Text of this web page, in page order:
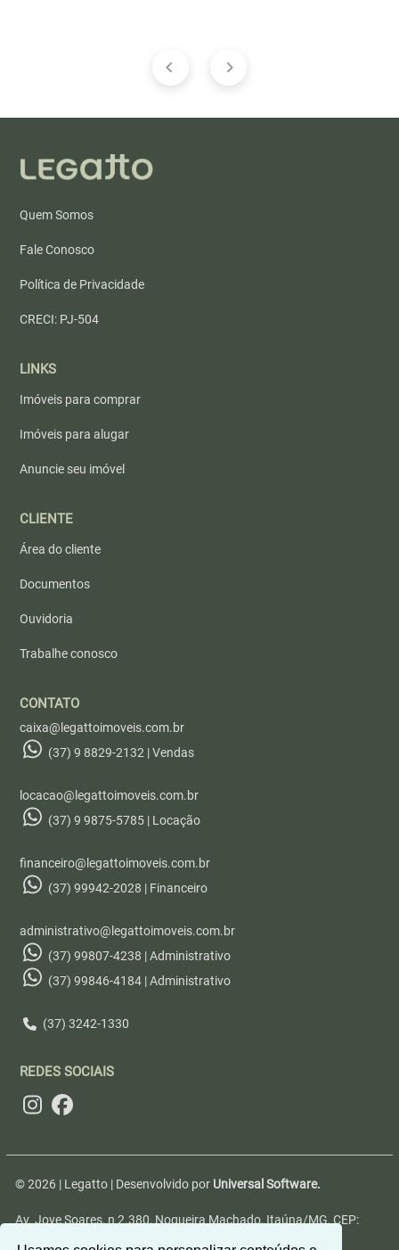
Quem Somos
Fale Conosco
Política de Privacidade
CRECI: PJ-504
LINKS
Imóveis para comprar
Imóveis para alugar
Anuncie seu imóvel
CLIENTE
Área do cliente
Documentos
Ouvidoria
Trabalhe conosco
CONTATO
caixa@legattoimoveis.com.br
(37) 9 8829-2132 | Vendas
locacao@legattoimoveis.com.br
(37) 9 9875-5785 | Locação
financeiro@legattoimoveis.com.br
(37) 99942-2028 | Financeiro
administrativo@legattoimoveis.com.br
(37) 99807-4238 | Administrativo
(37) 99846-4184 | Administrativo
(37) 3242-1330
REDES SOCIAIS
© 2026 | Legatto | Desenvolvido por Universal Software.
Av. Jove Soares, n 2.380, Nogueira Machado, Itaúna/MG, CEP: